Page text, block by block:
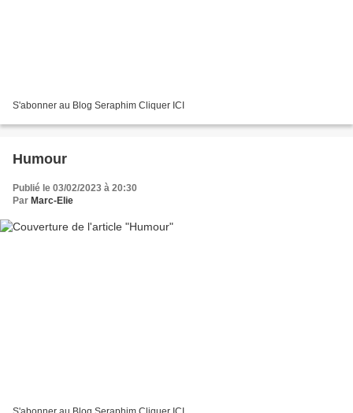
S'abonner au Blog Seraphim Cliquer ICI
Humour
Publié le 03/02/2023 à 20:30
Par Marc-Elie